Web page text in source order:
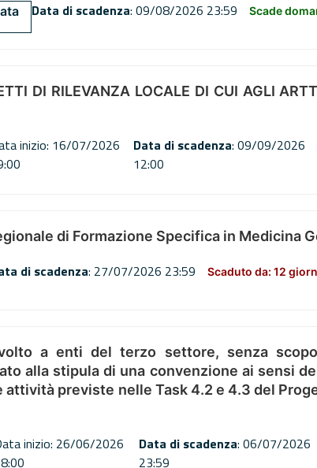
Data di scadenza: 09/08/2026 23:59 Scade
DI RILEVANZA LOCALE DI CUI AGLI
inizio: 16/07/2026
Data di scadenza: 09/09/2026
12:00
di Formazione Specifica in Medicina
di scadenza: 27/07/2026 23:59 Scaduto da: 12
a enti del terzo settore, senza
alla stipula di una convenzione ai sensi
previste nelle Task 4.2 e 4.3 del
inizio: 26/06/2026
Data di scadenza: 06/07/2026
23:59